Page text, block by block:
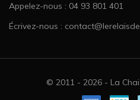
Appelez-nous : 04 93 801 401
Écrivez-nous :
© 2011 - 2026 - La